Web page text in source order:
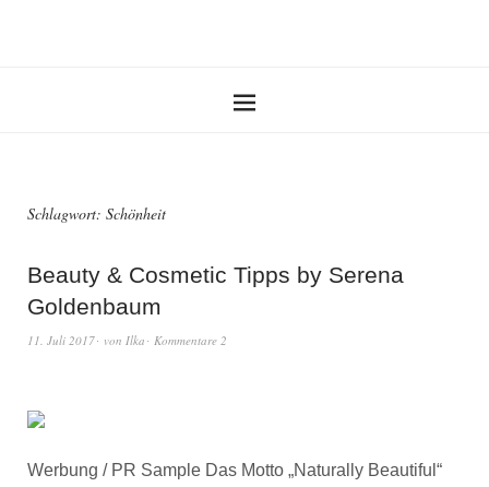
Schlagwort: Schönheit
Beauty & Cosmetic Tipps by Serena
Goldenbaum
11. Juli 2017 von Ilka Kommentare 2
Werbung / PR Sample Das Motto „Naturally Beautiful“